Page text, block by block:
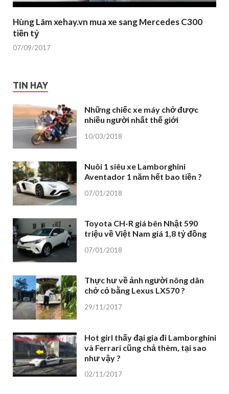
Hùng Lâm xehay.vn mua xe sang Mercedes C300
tiền tỷ
07/09/2017
TIN HAY
Những chiếc xe máy chở được
nhiều người nhất thế giới
10/03/2018
Nuôi 1 siêu xe Lamborghini
Aventador 1 năm hết bao tiền ?
07/01/2018
Toyota CH-R giá bên Nhật 590
triệu về Việt Nam giá 1,8 tỷ đồng
07/01/2018
Thực hư về ảnh người nông dân
chở cỏ bằng Lexus LX570 ?
29/11/2017
Hot girl thấy đại gia đi Lamborghini
và Ferrari cũng chả thèm, tại sao
như vậy ?
02/11/2017